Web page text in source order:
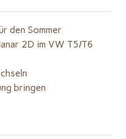
den Sommer
2D im VW T5/T6
bringen